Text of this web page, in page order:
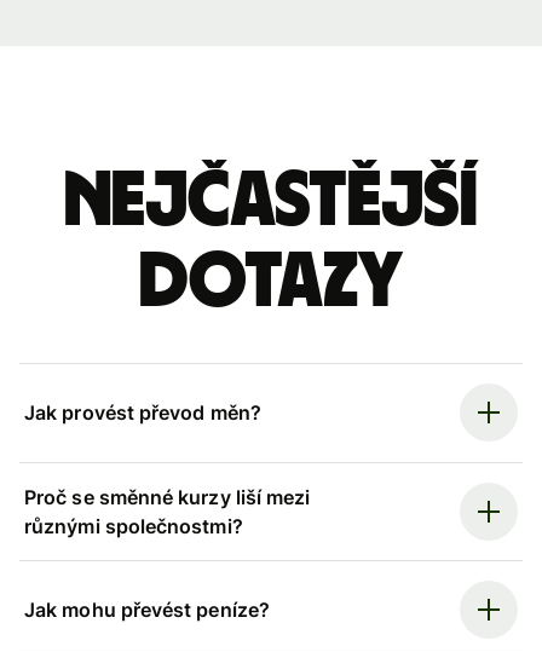
Nejčastější
dotazy
Jak provést převod měn?
Proč se směnné kurzy liší mezi
různými společnostmi?
Jak mohu převést peníze?